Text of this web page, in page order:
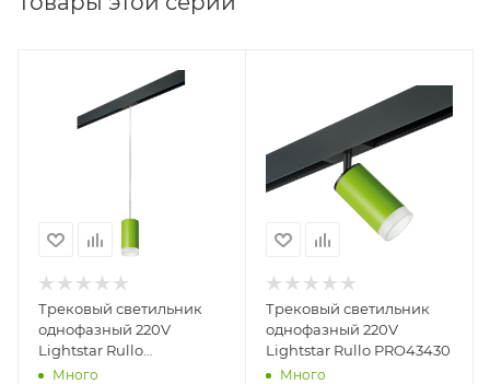
Трековый светильник
однофазный 220V
Lightstar Rullo
PRORP43430
Много
Трековый светильник
однофазный 220V
Lightstar Rullo PRO43430
Много